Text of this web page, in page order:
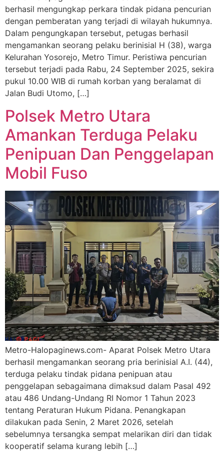
berhasil mengungkap perkara tindak pidana pencurian
dengan pemberatan yang terjadi di wilayah hukumnya.
Dalam pengungkapan tersebut, petugas berhasil
mengamankan seorang pelaku berinisial H (38), warga
Kelurahan Yosorejo, Metro Timur. Peristiwa pencurian
tersebut terjadi pada Rabu, 24 September 2025, sekira
pukul 10.00 WIB di rumah korban yang beralamat di
Jalan Budi Utomo, […]
Polsek Metro Utara
Amankan Terduga Pelaku
Penipuan Dan Penggelapan
Mobil Fuso
Metro-Halopaginews.com- Aparat Polsek Metro Utara
berhasil mengamankan seorang pria berinisial A.I. (44),
terduga pelaku tindak pidana penipuan atau
penggelapan sebagaimana dimaksud dalam Pasal 492
atau 486 Undang-Undang RI Nomor 1 Tahun 2023
tentang Peraturan Hukum Pidana. Penangkapan
dilakukan pada Senin, 2 Maret 2026, setelah
sebelumnya tersangka sempat melarikan diri dan tidak
kooperatif selama kurang lebih […]